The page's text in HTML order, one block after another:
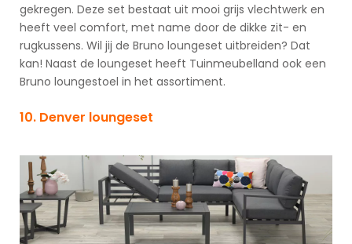
gekregen. Deze set bestaat uit mooi grijs vlechtwerk en
heeft veel comfort, met name door de dikke zit- en
rugkussens. Wil jij de Bruno loungeset uitbreiden? Dat
kan! Naast de loungeset heeft Tuinmeubelland ook een
Bruno loungestoel in het assortiment.
10. Denver loungeset